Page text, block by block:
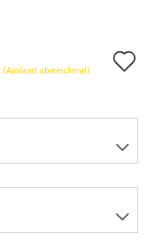
(Ausland abweichend)